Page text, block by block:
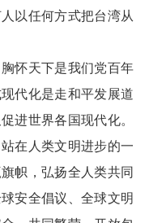
以任何方式把台湾从
怀天下是我们党百年
代化是走和平发展道
进世界各国现代化。
在人类文明进步的一
帜，弘扬全人类共同
安全倡议、全球文明